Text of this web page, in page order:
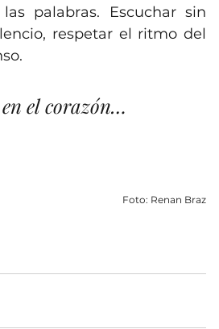
palabras. Escuchar sin
respetar el ritmo del
el corazón…
Foto: Renan Braz